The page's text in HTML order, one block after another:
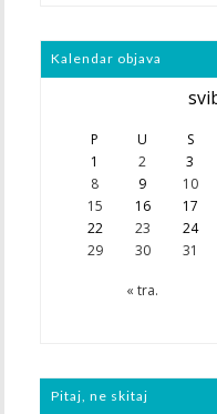
Kalendar objava
P U S
« tra.
1 2 3
8
9 10
15
16 17
22
23 24
29
30 31
Pitaj, ne skitaj